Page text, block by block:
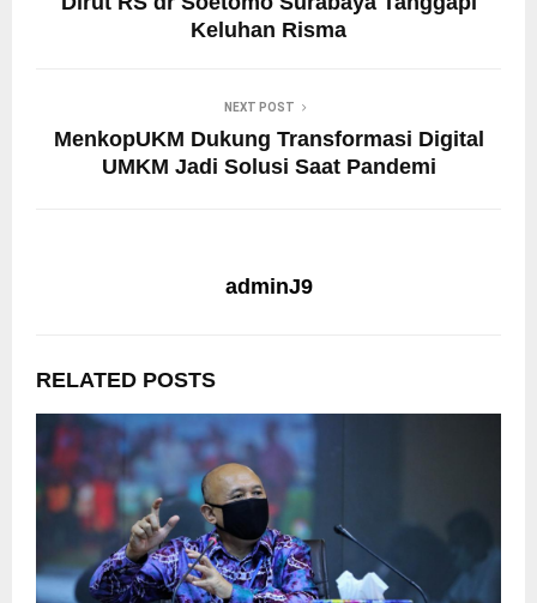
Keluhan Risma
NEXT POST
MenkopUKM Dukung Transformasi Digital
UMKM Jadi Solusi Saat Pandemi
adminJ9
RELATED POSTS